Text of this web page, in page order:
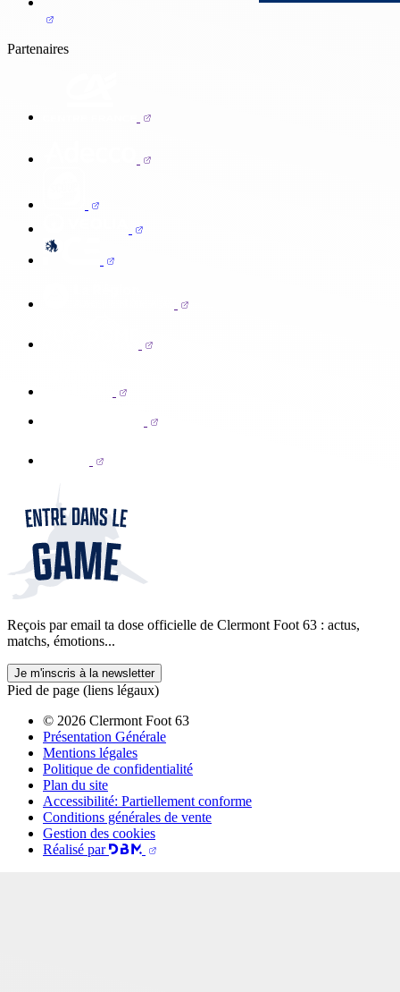
Partenaires
Reçois par email ta dose officielle de Clermont Foot 63 : actus,
matchs, émotions...
Je m'inscris à la newsletter
Pied de page (liens légaux)
© 2026 Clermont Foot 63
Présentation Générale
Mentions légales
Politique de confidentialité
Plan du site
Accessibilité: Partiellement conforme
Conditions générales de vente
Gestion des cookies
Réalisé par